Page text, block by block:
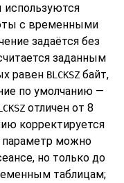
используются
с временными
задаётся без
заданным
равен BLCKSZ байт,
по умолчанию —
отличен от 8
корректируется
параметр можно
но только до
таблицам;